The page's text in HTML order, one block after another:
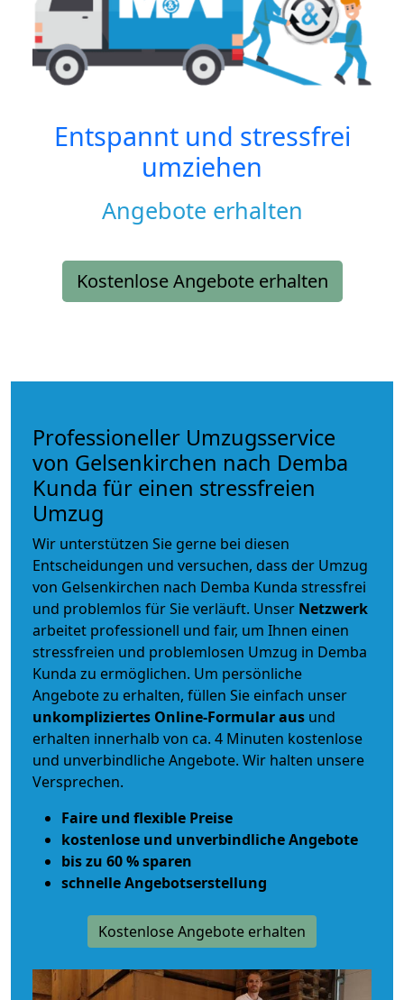
Entspannt und stressfrei
umziehen
Angebote erhalten
Kostenlose Angebote erhalten
Professioneller Umzugsservice
von Gelsenkirchen nach Demba
Kunda für einen stressfreien
Umzug
Wir unterstützen Sie gerne bei diesen
Entscheidungen und versuchen, dass der Umzug
von Gelsenkirchen nach Demba Kunda stressfrei
und problemlos für Sie verläuft. Unser Netzwerk
arbeitet professionell und fair, um Ihnen einen
stressfreien und problemlosen Umzug in Demba
Kunda zu ermöglichen. Um persönliche
Angebote zu erhalten, füllen Sie einfach unser
unkompliziertes Online-Formular aus und
erhalten innerhalb von ca. 4 Minuten kostenlose
und unverbindliche Angebote. Wir halten unsere
Versprechen.
Faire und flexible Preise
kostenlose und unverbindliche Angebote
bis zu 60 % sparen
schnelle Angebotserstellung
Kostenlose Angebote erhalten